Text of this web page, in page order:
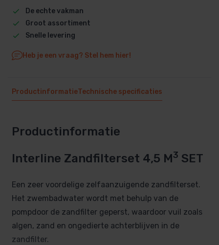
De echte vakman
Groot assortiment
Snelle levering
Heb je een vraag? Stel hem hier!
ProductinformatieTechnische specificaties
Productinformatie
Interline Zandfilterset 4,5 M3 SET
Een zeer voordelige zelfaanzuigende zandfilterset.
Het zwembadwater wordt met behulp van de
pompdoor de zandfilter geperst, waardoor vuil zoals
algen, zand en ongedierte achterblijven in de
zandfilter.